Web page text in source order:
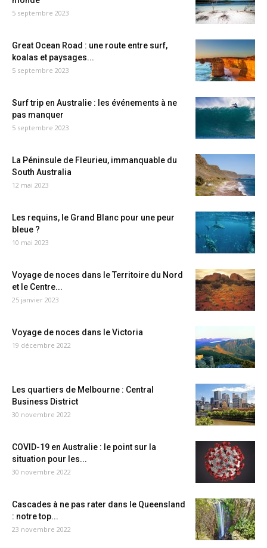
5 septembre 2023
Great Ocean Road : une route entre surf,
koalas et paysages...
5 septembre 2023
Surf trip en Australie : les événements à ne
pas manquer
5 septembre 2023
La Péninsule de Fleurieu, immanquable du
South Australia
12 mai 2023
Les requins, le Grand Blanc pour une peur
bleue ?
10 mai 2023
Voyage de noces dans le Territoire du Nord
et le Centre...
25 janvier 2023
Voyage de noces dans le Victoria
19 décembre 2022
Les quartiers de Melbourne : Central
Business District
30 novembre 2022
COVID-19 en Australie : le point sur la
situation pour les...
30 novembre 2022
Cascades à ne pas rater dans le Queensland
: notre top...
23 novembre 2022